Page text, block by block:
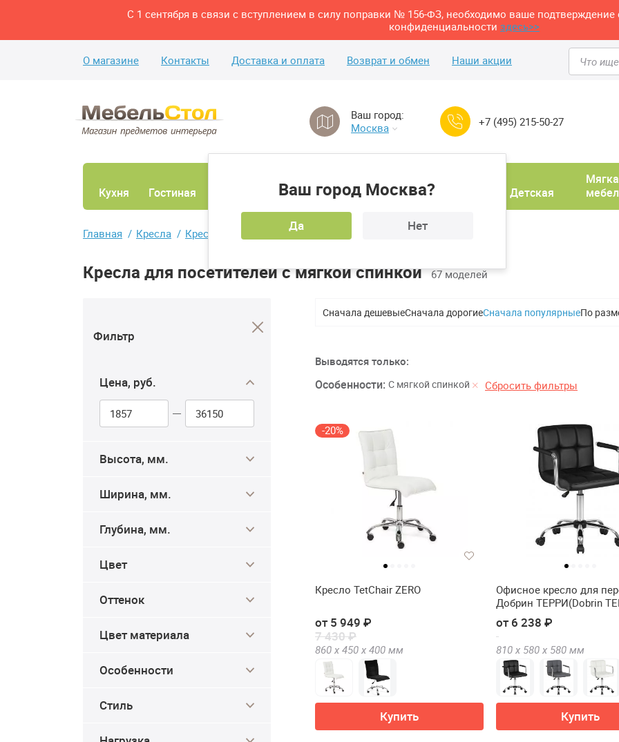
С 1 сентября в связи с вступлением в силу поправки № 156-ФЗ, необходимо ваше
конфиденциальности здесь>>
О магазине Контакты Доставка и оплата Возврат и обмен Наши акции
Ваш город:
Москва
Ваш город Москва?
Да Нет
+7 (495) 215-50-27
Кухня Гостиная Спальня
кабинет
Детская
Главная Кресла Кресла для посетителей
Кресла для посетителей с мягкой спинкой 67 моделей
Сначала дешевыеСначала дорогиеСначала популярныеПо
Выводятся только:
Особенности: С мягкой спинкой Сбросить фильтры
-20%
Кресло TetChair ZERO
от 5 949 ₽
7 430 ₽
860 х 450 х 400 мм
Купить
Офисное кресло для
Добрин ТЕРРИ(Dobrin
от 6 238 ₽
810 х 580 х 580 мм
Купить
Фильтр
Цена, руб.
Высота, мм.
Ширина, мм.
Глубина, мм.
Цвет
Оттенок
Цвет материала
Особенности
Стиль